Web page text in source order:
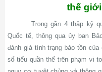
thế giới
Trong gần 4 thập kỷ
Quốc tế, thông qua ủy ban
đánh giá tình trạng bảo tồn
số tiểu quần thể trên phạm vi